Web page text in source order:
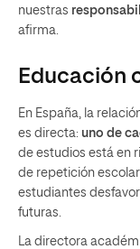
nuestras
afirma.
Educación
En España, la
es directa: uno de
de estudios está en
de repetición
estudiantes
futuras.
La directora